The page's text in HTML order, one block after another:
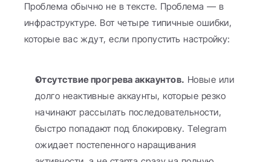
Проблема обычно не в тексте. Проблема — в
инфраструктуре. Вот четыре типичные ошибки,
которые вас ждут, если пропустить настройку:
Отсутствие прогрева аккаунтов. Новые или
долго неактивные аккаунты, которые резко
начинают рассылать последовательности,
быстро попадают под блокировку. Telegram
ожидает постепенного наращивания